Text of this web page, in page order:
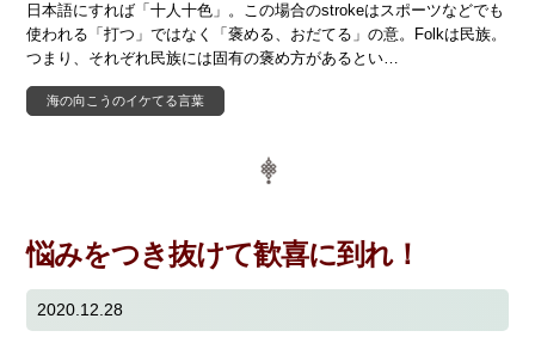
日本語にすれば「十人十色」。この場合のstrokeはスポーツなどでも
使われる「打つ」ではなく「褒める、おだてる」の意。Folkは民族。
つまり、それぞれ民族には固有の褒め方があるとい…
海の向こうのイケてる言葉
悩みをつき抜けて歓喜に到れ！
2020.12.28